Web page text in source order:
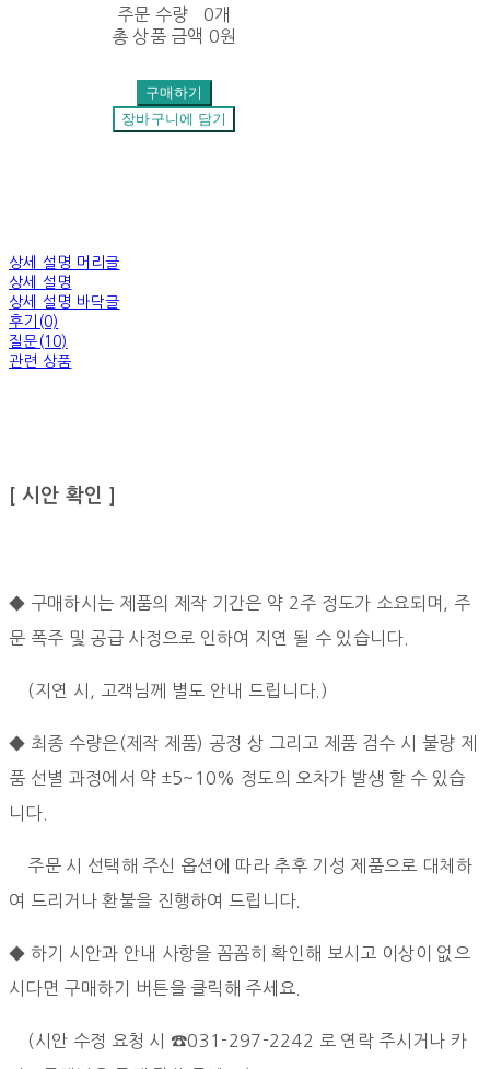
주문 수량
0개
총 상품 금액 0원
구매하기
장바구니에 담기
상세 설명 머리글
상세 설명
상세 설명 바닥글
후기(0)
질문(10)
관련 상품
[ 시안 확인 ]
◆ 구매하시는 제품의 제작 기간은 약 2주 정도가 소요되며, 주
문 폭주 및 공급 사정으로 인하여 지연 될 수 있습니다.
(지연 시, 고객님께 별도 안내 드립니다.)
◆ 최종 수량은(제작 제품) 공정 상 그리고 제품 검수 시 불량 제
품 선별 과정에서 약 ±5~10% 정도의 오차가 발생 할 수 있습
니다.
주문 시 선택해 주신 옵션에 따라 추후 기성 제품으로 대체하
여 드리거나 환불을 진행하여 드립니다.
◆ 하기 시안과 안내 사항을 꼼꼼히 확인해 보시고 이상이 없으
시다면 구매하기 버튼을 클릭해 주세요.
(시안 수정 요청 시 ☎031-297-2242 로 연락 주시거나 카